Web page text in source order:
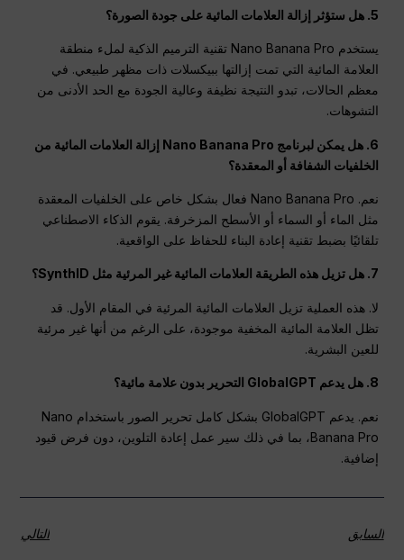
5. هل ستؤثر إزالة العلامات المائية على جودة الصورة؟
يستخدم Nano Banana Pro تقنية الترميم الذكية لملء منطقة
العلامة المائية التي تمت إزالتها ببيكسلات ذات مظهر طبيعي. في
معظم الحالات، تبدو النتيجة نظيفة وعالية الجودة مع الحد الأدنى من
التشوهات.
6. هل يمكن لبرنامج Nano Banana Pro إزالة العلامات المائية من
الخلفيات الشفافة أو المعقدة؟
نعم. Nano Banana Pro فعال بشكل خاص على الخلفيات المعقدة
مثل الماء أو السماء أو الأسطح المزخرفة. يقوم الذكاء الاصطناعي
تلقائيًا بضبط تقنية إعادة البناء للحفاظ على الواقعية.
7. هل تزيل هذه الطريقة العلامات المائية غير المرئية مثل SynthID؟
لا. هذه العملية تزيل العلامات المائية المرئية في المقام الأول. قد
تظل العلامة المائية المخفية موجودة، على الرغم من أنها غير مرئية
للعين البشرية.
8. هل يدعم GlobalGPT التحرير بدون علامة مائية؟
نعم. يدعم GlobalGPT بشكل كامل تحرير الصور باستخدام Nano
Banana Pro، بما في ذلك سير عمل إعادة التلوين، دون فرض قيود
إضافية.
السابق التالي